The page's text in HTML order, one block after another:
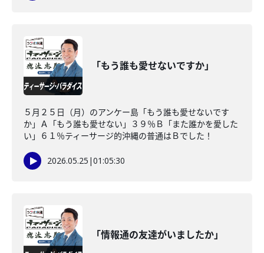
「もう誰も愛せないですか」
５月２５日（月）のアンケー島「もう誰も愛せないです
か」Ａ「もう誰も愛せない」３９％Ｂ「また誰かを愛した
い」６１％ティーサージ的沖縄の普通はＢでした！
2026.05.25 |01:05:30
「情報通の友達がいましたか」